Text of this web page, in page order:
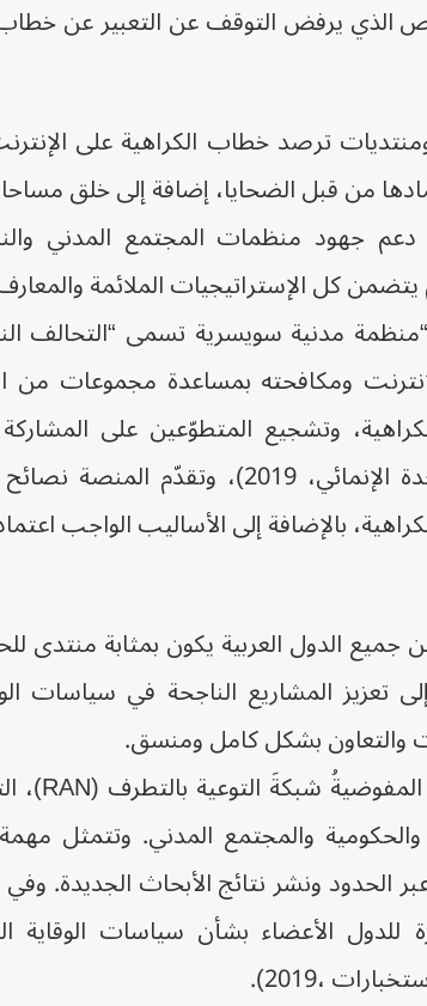
الذي يرفض التوقف عن التعبير عن خطاب
ترصد خطاب الكراهية على
من قبل الضحايا، إضافة إلى خلق
دعم جهود منظمات المجتمع المدني
كل الإستراتيجيات الملائمة
مدنية سويسرية تسمى “التحالف
ومكافحته بمساعدة مجموعات
وتشجيع المتطوّعين على
مواجهتها (برنامج الأمم المتحدة
بالإضافة إلى الأساليب الواجب
الدول العربية يكون بمثابة منتدى
تعزيز المشاريع الناجحة في سياسات
والتعاون بشكل كامل ومنسق.
والمجتمع المدني. وتتمثل
للدول الأعضاء بشأن سياسات الوقاية
،2019).